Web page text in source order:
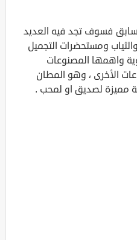
فسوف تجد فيه العديد
ومستحضرات التجميل
واهمها المصنوعات
الأخرى ، وهو المطان
مميزة لصديق او لمحب .